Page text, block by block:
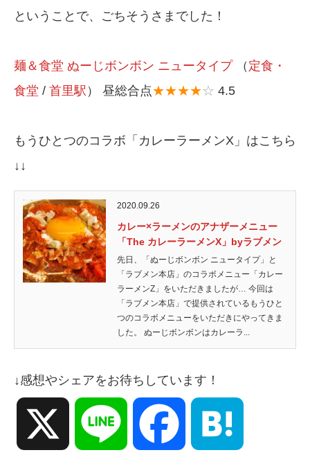
ということで、ごちそうさまでした！
麺＆食堂 ぬーじボンボン ニュータイプ（ 定食・
食堂 / 首里駅 ） 昼総合点★★★★☆ 4.5
もうひとつのコラボ「カレーラーメンX」はこちら
↓↓
2020.09.26
カレー×ラーメンのアナザーメニュー
「The カレーラーメンX」byラブメン
先日、「ぬーじボンボン ニュータイプ」と
「ラブメン本店」のコラボメニュー「カレー
ラーメンZ」をいただきましたが… 今回は
「ラブメン本店」で提供されているもうひと
つのコラボメニューをいただきにやってきま
した。 ぬーじボンボンはカレーラ...
↓感想やシェアをお待ちしています！
Line Facebook